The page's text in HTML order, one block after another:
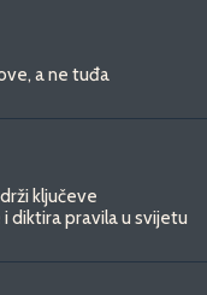
a ne tuđa
ključeve
diktira pravila u svijetu